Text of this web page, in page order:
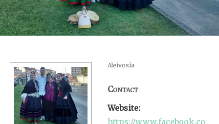
Aleivosía
Contact
Website:
https://www.facebook.co